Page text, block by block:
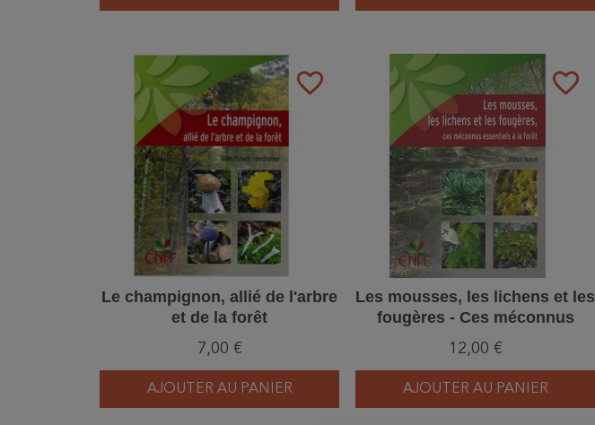
favorite_border
Le champignon, allié de l'arbre
et de la forêt
7,00 €
AJOUTER AU PANIER
favorite_border
Les mousses, les lichens et les
fougères - Ces méconnus
essentiels à la forêt
12,00 €
AJOUTER AU PANIER